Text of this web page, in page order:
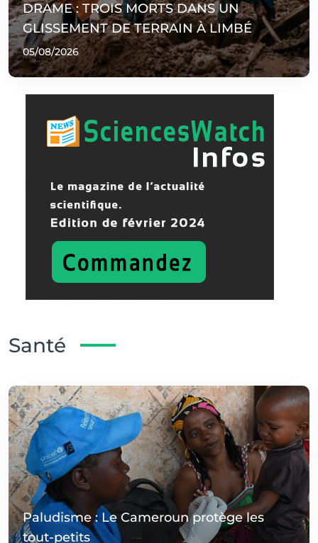
DRAME : TROIS MORTS DANS UN
GLISSEMENT DE TERRAIN À LIMBÉ
05/08/2026
Santé
Paludisme : Le Cameroun protège les
tout-petits